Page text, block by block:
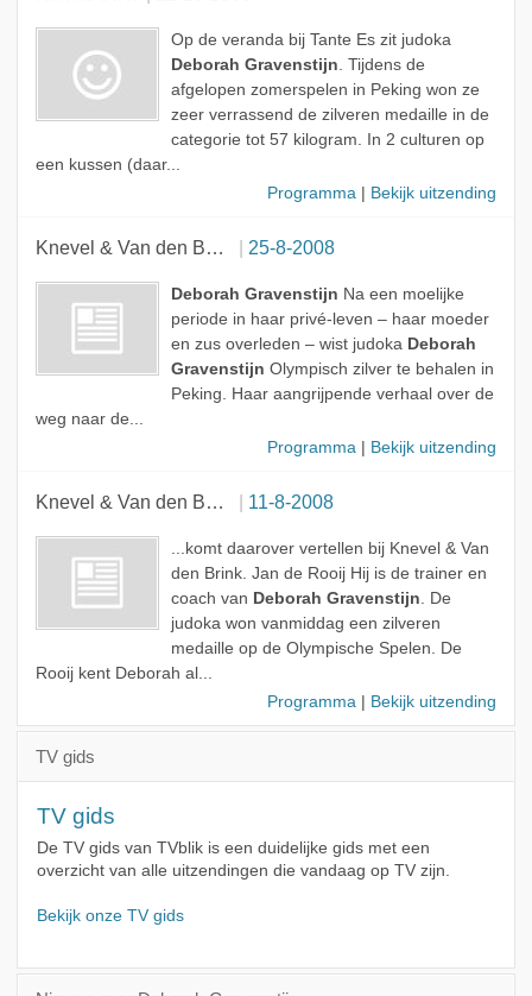
Op de veranda bij Tante Es zit judoka
Deborah Gravenstijn. Tijdens de
afgelopen zomerspelen in Peking won ze
zeer verrassend de zilveren medaille in de
categorie tot 57 kilogram. In 2 culturen op
een kussen (daar...
Programma
Bekijk uitzending
Knevel & Van den Brink 25-8-2008
Deborah Gravenstijn Na een moelijke
periode in haar privé-leven – haar moeder
en zus overleden – wist judoka Deborah
Gravenstijn Olympisch zilver te behalen in
Peking. Haar aangrijpende verhaal over de
weg naar de...
Programma
Bekijk uitzending
Knevel & Van den Brink 11-8-2008
...komt daarover vertellen bij Knevel & Van
den Brink. Jan de Rooij Hij is de trainer en
coach van Deborah Gravenstijn. De
judoka won vanmiddag een zilveren
medaille op de Olympische Spelen. De
Rooij kent Deborah al...
Programma
Bekijk uitzending
TV gids
TV gids
De TV gids van TVblik is een duidelijke gids met een
overzicht van alle uitzendingen die vandaag op TV zijn.
Bekijk onze TV gids